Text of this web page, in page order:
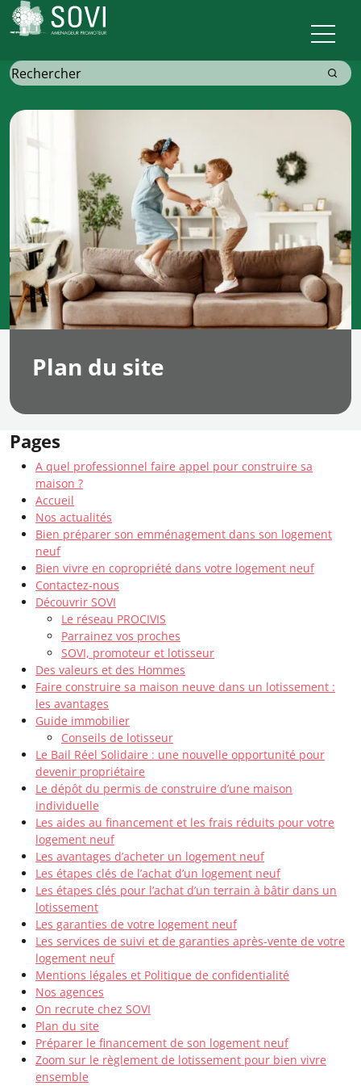
Recherche
pour:
Plan du site
Pages
A quel professionnel faire appel pour construire sa
maison ?
Accueil
Nos actualités
Bien préparer son emménagement dans son logement
neuf
Bien vivre en copropriété dans votre logement neuf
Contactez-nous
Découvrir SOVI
Le réseau PROCIVIS
Parrainez vos proches
SOVI, promoteur et lotisseur
Des valeurs et des Hommes
Faire construire sa maison neuve dans un lotissement :
les avantages
Guide immobilier
Conseils de lotisseur
Le Bail Réel Solidaire : une nouvelle opportunité pour
devenir propriétaire
Le dépôt du permis de construire d’une maison
individuelle
Les aides au financement et les frais réduits pour votre
logement neuf
Les avantages d’acheter un logement neuf
Les étapes clés de l’achat d’un logement neuf
Les étapes clés pour l’achat d’un terrain à bâtir dans un
lotissement
Les garanties de votre logement neuf
Les services de suivi et de garanties après-vente de votre
logement neuf
Mentions légales et Politique de confidentialité
Nos agences
On recrute chez SOVI
Plan du site
Préparer le financement de son logement neuf
Zoom sur le règlement de lotissement pour bien vivre
ensemble